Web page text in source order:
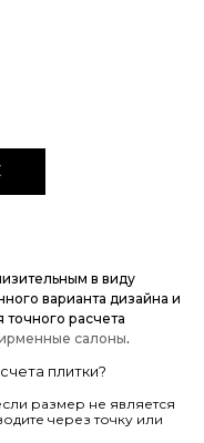
в виду
варианта дизайна и
расчета
салоны.
плитки?
размер не является
через точку или